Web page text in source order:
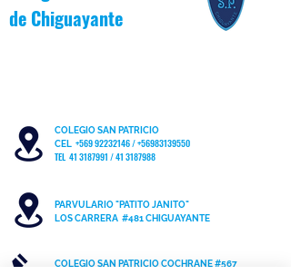
de Chiguayante
COLEGIO SAN PATRICIO
CEL +569 92232146/+56983139550
TEL 41 3187991 / 41 3187988
PARVULARIO "PATITO JANITO"
LOS CARRERA #481 CHIGUAYANTE
COLEGIO SAN PATRICIO COCHRANE #567